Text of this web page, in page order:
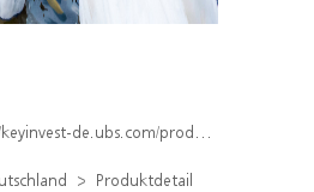
de.ubs.com/produkt/detail/index/isin/DE000WA7RDK3
Produktdetail